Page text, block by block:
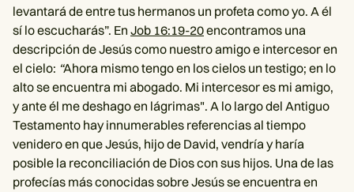
levantará de entre tus hermanos un profeta como yo. A él
sí lo escucharás”. En Job 16:19-20encontramos una
descripción de Jesús como nuestro amigo e intercesor en
el cielo: “Ahora mismo tengo en los cielos un testigo; en lo
alto se encuentra mi abogado. Mi intercesor es mi amigo,
y ante él me deshago en lágrimas". A lo largo del Antiguo
Testamento hay innumerables referencias al tiempo
venidero en que Jesús, hijo de David, vendría y haría
posible la reconciliación de Dios con sus hijos. Una de las
profecías más conocidas sobre Jesús se encuentra en